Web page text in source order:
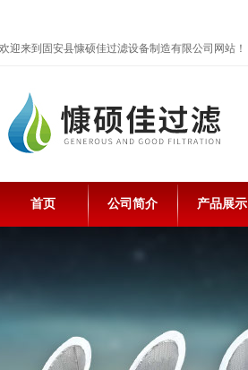
欢迎来到固安县慷硕佳过滤设备制造有限公司网站！
首页 公司简介 产品展示